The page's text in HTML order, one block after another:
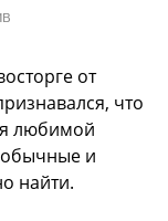
от
что
любимой
и
найти.